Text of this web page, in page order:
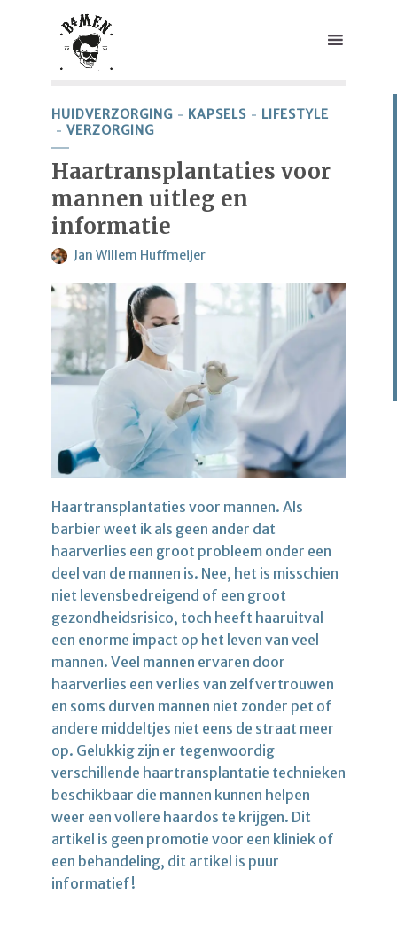
HUIDVERZORGING KAPSELS
LIFESTYLE
VERZORGING
Haartransplantaties voor
mannen uitleg en
informatie
Jan Willem Huffmeijer
Haartransplantaties voor mannen. Als
barbier weet ik als geen ander dat
haarverlies een groot probleem onder een
deel van de mannen is. Nee, het is misschien
niet levensbedreigend of een groot
gezondheidsrisico, toch heeft haaruitval
een enorme impact op het leven van veel
mannen. Veel mannen ervaren door
haarverlies een verlies van zelfvertrouwen
en soms durven mannen niet zonder pet of
andere middeltjes niet eens de straat meer
op. Gelukkig zijn er tegenwoordig
verschillende haartransplantatie technieken
beschikbaar die mannen kunnen helpen
weer een vollere haardos te krijgen. Dit
artikel is geen promotie voor een kliniek of
een behandeling, dit artikel is puur
informatief!